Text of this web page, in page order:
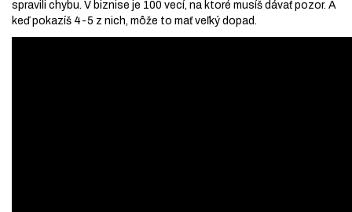
spravili chybu. V biznise je 100 vecí, na ktoré musíš dávať pozor. A
keď pokazíš 4-5 z nich, môže to mať veľký dopad.